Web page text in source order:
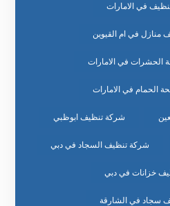
في الامارات
منازل في ام القيوين
الحشرات في الامارات
الحمام في الامارات
شركة تنظيف ابوظبي
شركة تنظيف السجاد في دبي
خزانات في دبي
سجاد في الشارقة